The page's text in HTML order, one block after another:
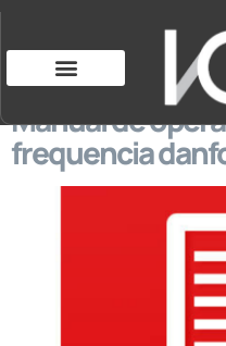
Manual de
frequencia